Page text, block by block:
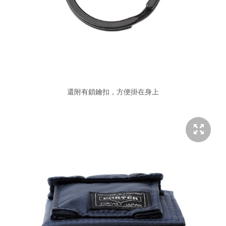
還附有鎖鑰扣，方便掛在身上